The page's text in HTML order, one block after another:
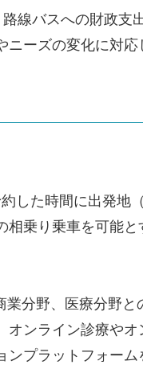
線バスへの財政支
ーズの変化に対
した時間に出発地
乗り乗車を可能と
分野、医療分野
ンライン診療や
プラットフォーム